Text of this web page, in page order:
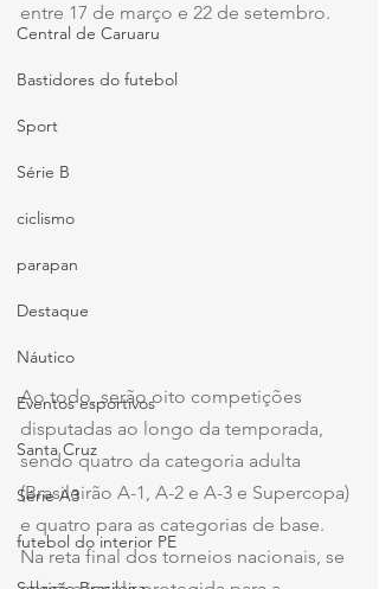
Central de Caruaru
Bastidores do futebol
Sport
Série B
ciclismo
parapan
Destaque
Náutico
Eventos esportivos
Santa Cruz
Série A3
futebol do interior PE
entre 17 de março e 22 de setembro.
Ao todo, serão oito competições
disputadas ao longo da temporada,
sendo quatro da categoria adulta
(Brasileirão A-1, A-2 e A-3 e Supercopa)
e quatro para as categorias de base.
Na reta final dos torneios nacionais, se